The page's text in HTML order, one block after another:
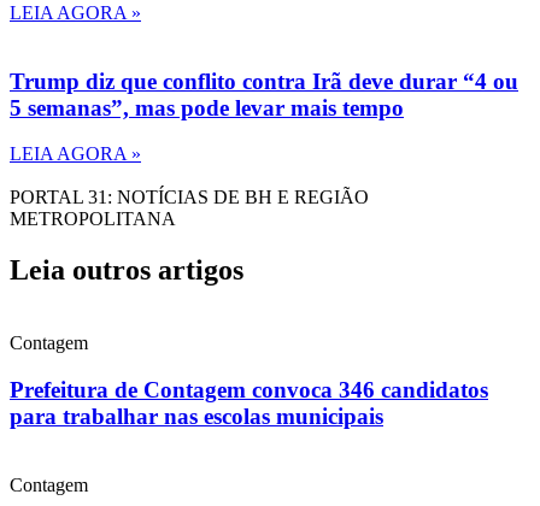
LEIA AGORA »
Trump diz que conflito contra Irã deve durar “4 ou
5 semanas”, mas pode levar mais tempo
LEIA AGORA »
PORTAL 31: NOTÍCIAS DE BH E REGIÃO
METROPOLITANA
Leia outros artigos
Contagem
Prefeitura de Contagem convoca 346 candidatos
para trabalhar nas escolas municipais
Contagem